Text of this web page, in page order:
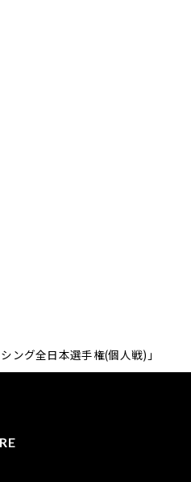
ング全日本選手権(個人戦)」